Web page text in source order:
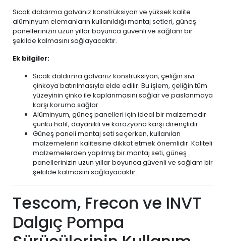
Sıcak daldırma galvaniz konstrüksiyon ve yüksek kalite
alüminyum elemanların kullanıldığı montaj setleri, güneş
panellerinizin uzun yıllar boyunca güvenli ve sağlam bir
şekilde kalmasını sağlayacaktır.
Ek bilgiler:
Sıcak daldırma galvaniz konstrüksiyon, çeliğin sıvı
çinkoya batırılmasıyla elde edilir. Bu işlem, çeliğin tüm
yüzeyinin çinko ile kaplanmasını sağlar ve paslanmaya
karşı koruma sağlar.
Alüminyum, güneş panelleri için ideal bir malzemedir
çünkü hafif, dayanıklı ve korozyona karşı dirençlidir.
Güneş paneli montaj seti seçerken, kullanılan
malzemelerin kalitesine dikkat etmek önemlidir. Kaliteli
malzemelerden yapılmış bir montaj seti, güneş
panellerinizin uzun yıllar boyunca güvenli ve sağlam bir
şekilde kalmasını sağlayacaktır.
Tescom, Frecon ve INVT
Dalgıç Pompa